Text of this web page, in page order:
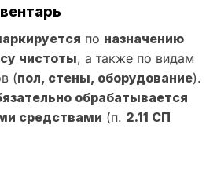
по назначению
чистоты, а также по видам
(пол, стены, оборудование).
обрабатывается
средствами (п. 2.11 СП